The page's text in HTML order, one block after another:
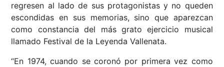
regresen al lado de sus protagonistas y no queden
escondidas en sus memorias, sino que aparezcan
como constancia del más grato ejercicio musical
llamado Festival de la Leyenda Vallenata.
“En 1974, cuando se coronó por primera vez como